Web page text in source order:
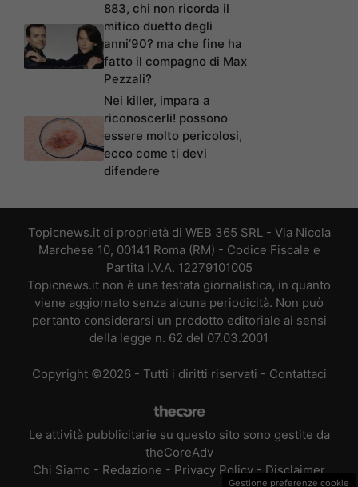
883, chi non ricorda il
mitico duetto degli
anni’90? ma che fine ha
fatto il compagno di Max
Pezzali?
Nei killer, impara a
riconoscerli! possono
essere molto pericolosi,
ecco come ti devi
difendere
Topicnews.it di proprietà di WEB 365 SRL - Via Nicola
Marchese 10, 00141 Roma (RM) - Codice Fiscale e
Partita I.V.A. 12279101005
Topicnews.it non è una testata giornalistica, in quanto
viene aggiornato senza alcuna periodicità. Non può
pertanto considerarsi un prodotto editoriale ai sensi
della legge n. 62 del 07.03.2001
Copyright ©2026 - Tutti i diritti riservati - Contattaci
Le attività pubblicitarie su questo sito sono gestite da
theCoreAdv
Chi Siamo - Redazione - Privacy Policy - Disclaimer
Gestione preferenze cookie